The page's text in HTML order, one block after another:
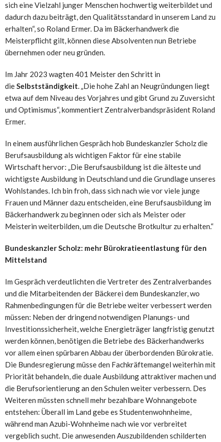
sich eine Vielzahl junger Menschen hochwertig weiterbildet und
dadurch dazu beiträgt, den Qualitätsstandard in unserem Land zu
erhalten“, so Roland Ermer. Da im Bäckerhandwerk die
Meisterpflicht gilt, können diese Absolventen nun Betriebe
übernehmen oder neu gründen.
Im Jahr 2023 wagten 401 Meister den Schritt in
dieSelbstständigkeit. „Die hohe Zahl an Neugründungen liegt
etwa auf dem Niveau des Vorjahres und gibt Grund zu Zuversicht
und Optimismus“, kommentiert Zentralverbandspräsident Roland
Ermer.
In einem ausführlichen Gespräch hob Bundeskanzler Scholz die
Berufsausbildung als wichtigen Faktor für eine stabile
Wirtschaft hervor: „Die Berufsausbildung ist die älteste und
wichtigste Ausbildung in Deutschland und die Grundlage unseres
Wohlstandes. Ich bin froh, dass sich nach wie vor viele junge
Frauen und Männer dazu entscheiden, eine Berufsausbildung im
Bäckerhandwerk zu beginnen oder sich als Meister oder
Meisterin weiterbilden, um die Deutsche Brotkultur zu erhalten.“
Bundeskanzler Scholz: mehr Bürokratieentlastung für den
Mittelstand
Im Gespräch verdeutlichten die Vertreter des Zentralverbandes
und die Mitarbeitenden der Bäckerei dem Bundeskanzler, wo
Rahmenbedingungen für die Betriebe weiter verbessert werden
müssen: Neben der dringend notwendigen Planungs- und
Investitionssicherheit, welche Energieträger langfristig genutzt
werden können, benötigen die Betriebe des Bäckerhandwerks
vor allem einen spürbaren Abbau der überbordenden Bürokratie.
Die Bundesregierung müsse den Fachkräftemangel weiterhin mit
Priorität behandeln, die duale Ausbildung attraktiver machen und
die Berufsorientierung an den Schulen weiter verbessern. Des
Weiteren müssten schnell mehr bezahlbare Wohnangebote
entstehen: Überall im Land gebe es Studentenwohnheime,
während man Azubi-Wohnheime nach wie vor verbreitet
vergeblich sucht. Die anwesenden Auszubildenden schilderten